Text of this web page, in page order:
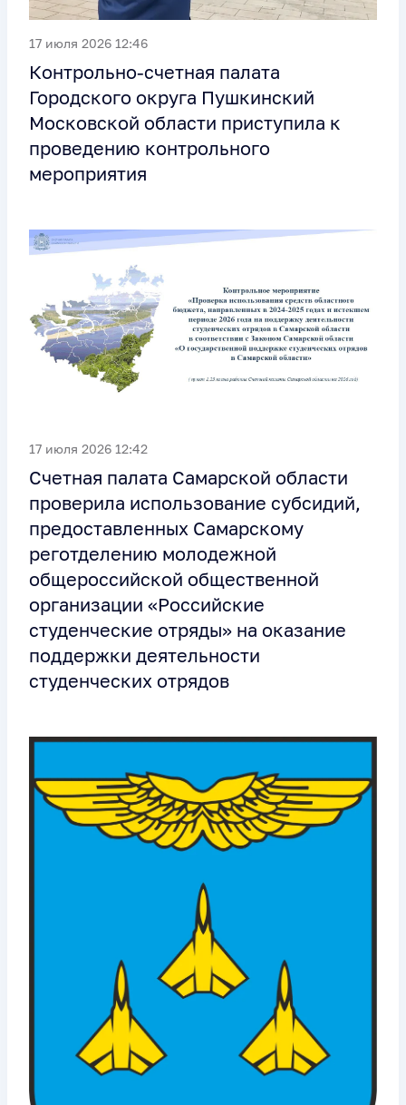
17 июля 2026 12:46
Контрольно-счетная палата
Городского округа Пушкинский
Московской области приступила к
проведению контрольного
мероприятия
17 июля 2026 12:42
Счетная палата Самарской области
проверила использование субсидий,
предоставленных Самарскому
реготделению молодежной
общероссийской общественной
организации «Российские
студенческие отряды» на оказание
поддержки деятельности
студенческих отрядов